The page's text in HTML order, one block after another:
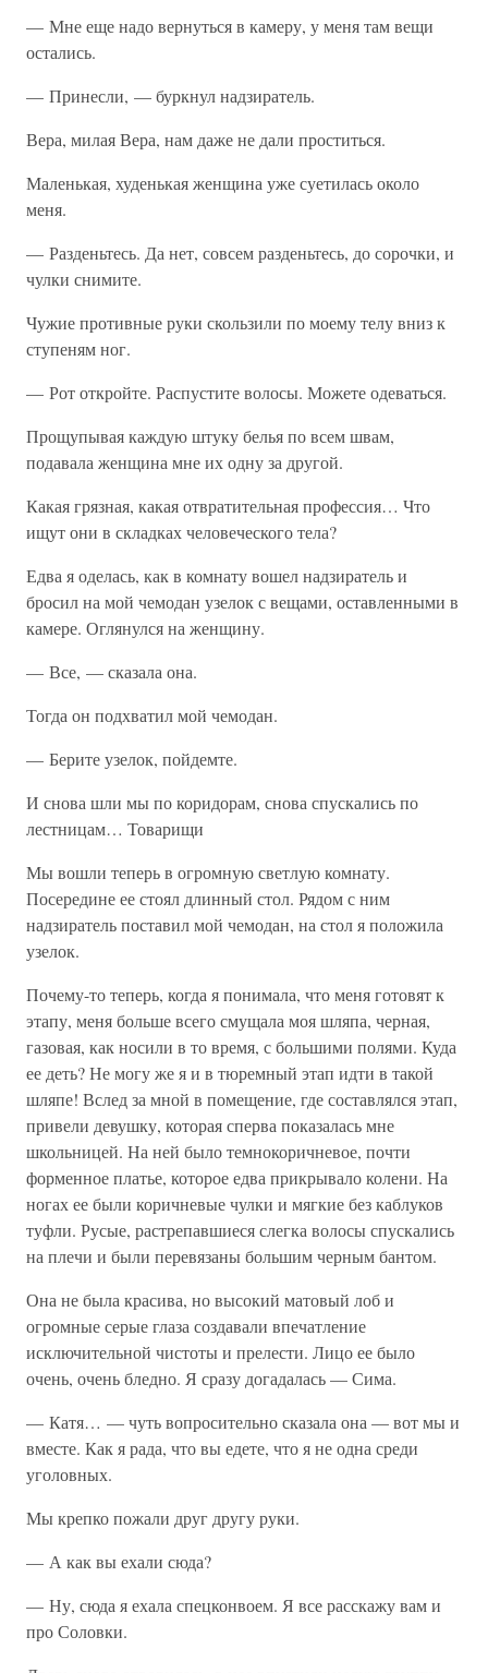
— Мне еще надо вернуться в камеру, у меня там вещи
остались.
— Принесли, — буркнул надзиратель.
Вера, милая Вера, нам даже не дали проститься.
Маленькая, худенькая женщина уже суетилась около
меня.
— Разденьтесь. Да нет, совсем разденьтесь, до сорочки, и
чулки снимите.
Чужие противные руки скользили по моему телу вниз к
ступеням ног.
— Рот откройте. Распустите волосы. Можете одеваться.
Прощупывая каждую штуку белья по всем швам,
подавала женщина мне их одну за другой.
Какая грязная, какая отвратительная профессия… Что
ищут они в складках человеческого тела?
Едва я оделась, как в комнату вошел надзиратель и
бросил на мой чемодан узелок с вещами, оставленными в
камере. Оглянулся на женщину.
— Все, — сказала она.
Тогда он подхватил мой чемодан.
— Берите узелок, пойдемте.
И снова шли мы по коридорам, снова спускались по
лестницам… Товарищи
Мы вошли теперь в огромную светлую комнату.
Посередине ее стоял длинный стол. Рядом с ним
надзиратель поставил мой чемодан, на стол я положила
узелок.
Почему-то теперь, когда я понимала, что меня готовят к
этапу, меня больше всего смущала моя шляпа, черная,
газовая, как носили в то время, с большими полями. Куда
ее деть? Не могу же я и в тюремный этап идти в такой
шляпе! Вслед за мной в помещение, где составлялся этап,
привели девушку, которая сперва показалась мне
школьницей. На ней было темнокоричневое, почти
форменное платье, которое едва прикрывало колени. На
ногах ее были коричневые чулки и мягкие без каблуков
туфли. Русые, растрепавшиеся слегка волосы спускались
на плечи и были перевязаны большим черным бантом.
Она не была красива, но высокий матовый лоб и
огромные серые глаза создавали впечатление
исключительной чистоты и прелести. Лицо ее было
очень, очень бледно. Я сразу догадалась — Сима.
— Катя… — чуть вопросительно сказала она — вот мы и
вместе. Как я рада, что вы едете, что я не одна среди
уголовных.
Мы крепко пожали друг другу руки.
— А как вы ехали сюда?
— Ну, сюда я ехала спецконвоем. Я все расскажу вам и
про Соловки.